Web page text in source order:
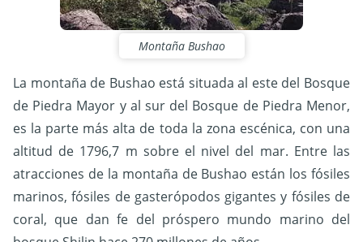
Montaña Bushao
La montaña de Bushao está situada al este del Bosque
de Piedra Mayor y al sur del Bosque de Piedra Menor,
es la parte más alta de toda la zona escénica, con una
altitud de 1796,7 m sobre el nivel del mar. Entre las
atracciones de la montaña de Bushao están los fósiles
marinos, fósiles de gasterópodos gigantes y fósiles de
coral, que dan fe del próspero mundo marino del